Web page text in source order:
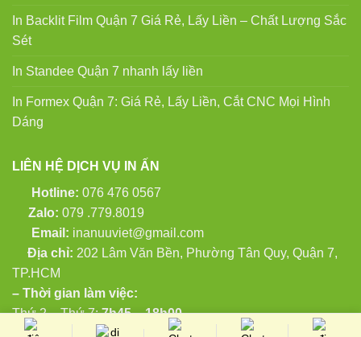
In Backlit Film Quận 7 Giá Rẻ, Lấy Liền – Chất Lượng Sắc
Sét
In Standee Quận 7 nhanh lấy liền
In Formex Quận 7: Giá Rẻ, Lấy Liền, Cắt CNC Mọi Hình
Dáng
LIÊN HỆ DỊCH VỤ IN ẤN
Hotline: 076 476 0567
Zalo: 079 .779.8019
Email: inanuuviet@gmail.com
Địa chỉ: 202 Lâm Văn Bền, Phường Tân Quy, Quận 7,
TP.HCM
– Thời gian làm việc:
Thứ 2 – Thứ 7:7h45 – 18h00